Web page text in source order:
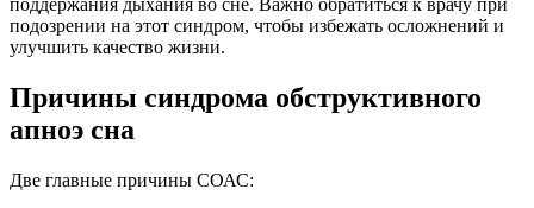
поддержания дыхания во сне. Важно обратиться к врачу при
подозрении на этот синдром, чтобы избежать осложнений и
улучшить качество жизни.
Причины синдрома обструктивного
апноэ сна
Две главные причины СОАС: